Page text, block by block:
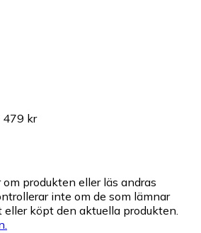
479 kr
produkten eller läs andras
inte om de som lämnar
köpt den aktuella produkten.